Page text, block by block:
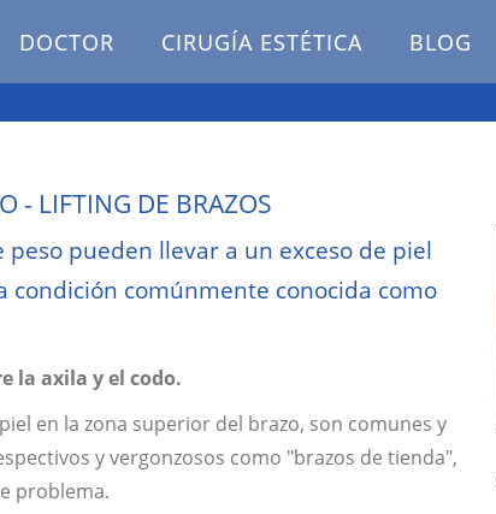
DOCTOR CIRUGÍA ESTÉTICA BLOG
- LIFTING DE BRAZOS
pueden llevar a un exceso de piel
condición comúnmente conocida como
la axila y el codo.
en la zona superior del brazo, son comunes y
y vergonzosos como "brazos de tienda",
problema.